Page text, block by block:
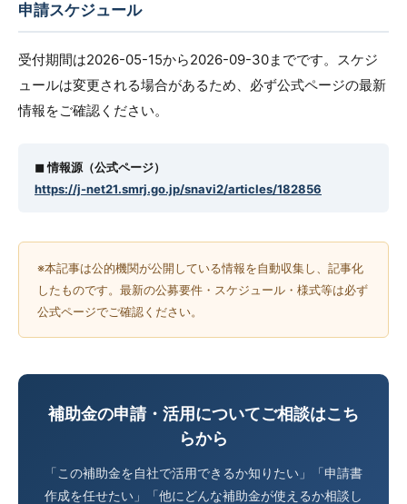
申請スケジュール
受付期間は2026-05-15から2026-09-30までです。スケジ
ュールは変更される場合があるため、必ず公式ページの最新
情報をご確認ください。
◼︎ 情報源（公式ページ）
https://j-net21.smrj.go.jp/snavi2/articles/182856
※本記事は公的機関が公開している情報を自動収集し、記事化
したものです。最新の公募要件・スケジュール・様式等は必ず
公式ページでご確認ください。
補助金の申請・活用についてご相談はこち
らから
「この補助金を自社で活用できるか知りたい」「申請書
作成を任せたい」「他にどんな補助金が使えるか相談し